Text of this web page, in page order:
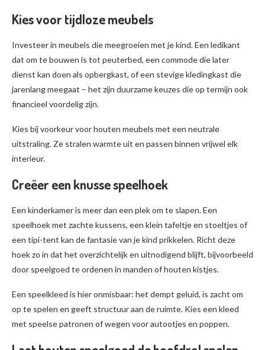
Kies voor tijdloze meubels
Investeer in meubels die meegroeien met je kind. Een ledikant
dat om te bouwen is tot peuterbed, een commode die later
dienst kan doen als opbergkast, of een stevige kledingkast die
jarenlang meegaat – het zijn duurzame keuzes die op termijn ook
financieel voordelig zijn.
Kies bij voorkeur voor houten meubels met een neutrale
uitstraling. Ze stralen warmte uit en passen binnen vrijwel elk
interieur.
Creëer een knusse speelhoek
Een kinderkamer is meer dan een plek om te slapen. Een
speelhoek met zachte kussens, een klein tafeltje en stoeltjes of
een tipi-tent kan de fantasie van je kind prikkelen. Richt deze
hoek zo in dat het overzichtelijk en uitnodigend blijft, bijvoorbeeld
door speelgoed te ordenen in manden of houten kistjes.
Een speelkleed is hier onmisbaar: het dempt geluid, is zacht om
op te spelen en geeft structuur aan de ruimte. Kies een kleed
met speelse patronen of wegen voor autootjes en poppen.